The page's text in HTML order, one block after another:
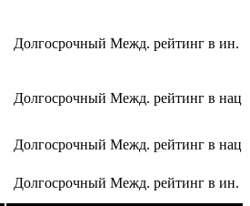
Долгосрочный Межд. рейтинг в ин.
Долгосрочный Межд. рейтинг в нац.
Долгосрочный Межд. рейтинг в нац.
Долгосрочный Межд. рейтинг в ин.